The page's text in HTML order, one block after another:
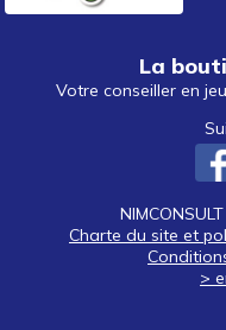
La
Votre conseiller en
Charte du site et
>